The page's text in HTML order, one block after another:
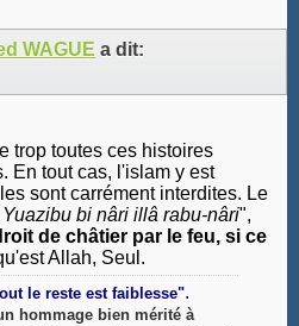
WAGUE a dit:
trop toutes ces histoires
En tout cas, l'islam y est
sont carrément interdites. Le
bi nâri illâ rabu-nâri",
de châtier par le feu, si ce
Allah, Seul.
le reste est faiblesse".
hommage bien mérité à